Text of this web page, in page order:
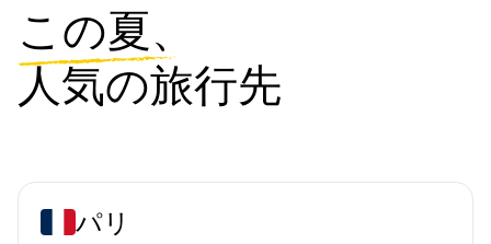
この夏、
人気の旅行先
パリ